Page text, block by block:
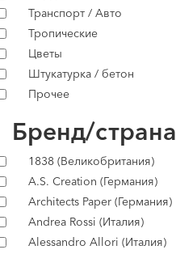
Транспорт / Авто
Тропические
Цветы
Штукатурка / бетон
Прочее
Бренд/страна
1838 (Великобритания)
A.S. Creation (Германия)
Architects Paper (Германия)
Andrea Rossi (Италия)
Alessandro Allori (Италия)